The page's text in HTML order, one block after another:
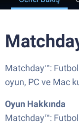
Matchday™:
oyun, PC ve Mac
Oyun Hakkında
Matchday™: